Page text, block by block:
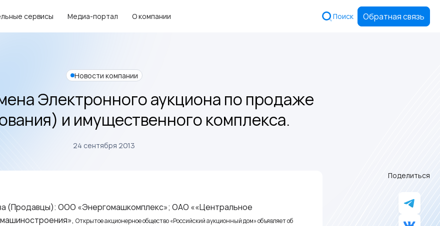
сервисы Медиа-портал О компании Поиск Обратная связь
Новости компании
Электронного аукциона по продаже
и имущественного комплекса.
24 сентября 2013
(Продавцы): ООО «Энергомашкомплекс»; ОАО ««Центральное
Открытое акционерное общество «Российский аукционный дом» объявляет об
Поделиться